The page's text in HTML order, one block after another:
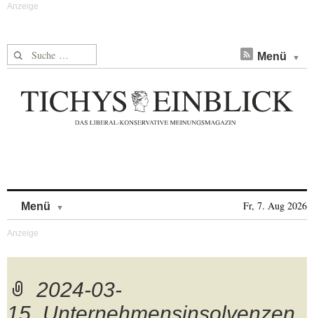
Suche nach: Menü
Menü Fr, 7. Aug 2026
2024-03-